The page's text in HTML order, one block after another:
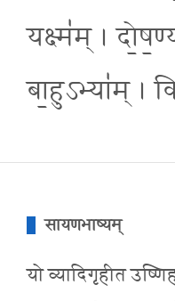
यक्ष्म॑म् ।
बा॒हुऽभ्या॑म् ।
सायणभाष्यम्
यो व्यादिगृहीत